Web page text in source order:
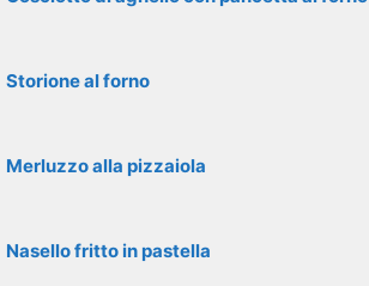
Storione al forno
Merluzzo alla pizzaiola
Nasello fritto in pastella